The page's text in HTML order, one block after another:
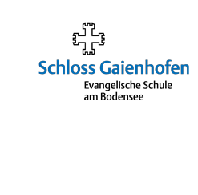
Werkzeugleiste öffnen
springen